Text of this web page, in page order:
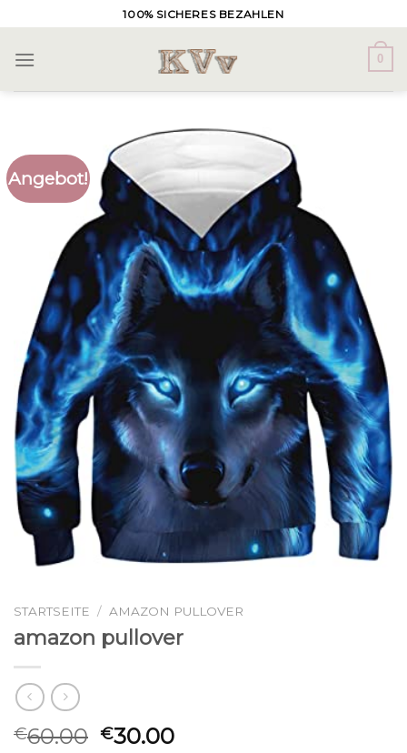
to
content
100% SICHERES BEZAHLEN
0
Angebot!
STARTSEITE / AMAZON PULLOVER
amazon pullover
€60.00 €30.00